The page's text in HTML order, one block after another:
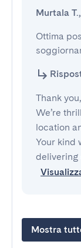
Murtala T.,
Ottima
Thank
We’re
location
Your kind
delivering
Mostra